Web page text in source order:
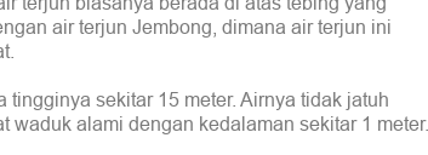
air terjun Jembong, dimana air terjun ini
sekitar 15 meter. Airnya tidak jatuh
alami dengan kedalaman sekitar 1 meter.